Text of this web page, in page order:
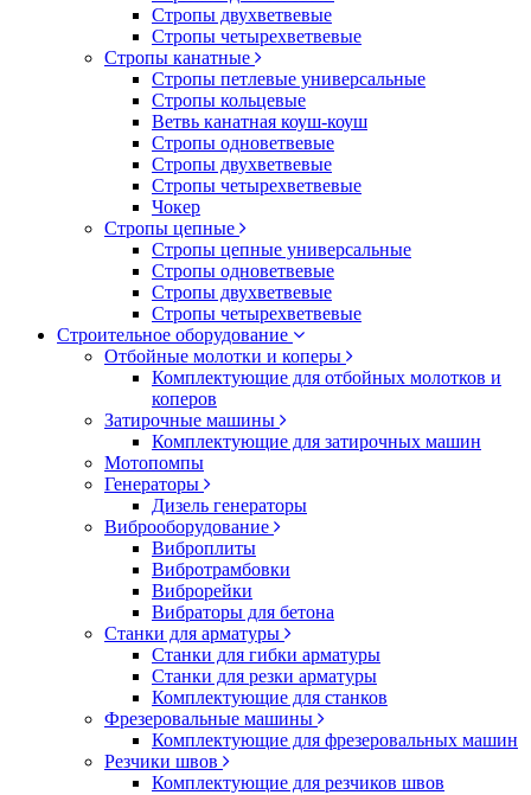
Стропы двухветвевые
Стропы четырехветвевые
Стропы канатные
Стропы петлевые универсальные
Стропы кольцевые
Ветвь канатная коуш-коуш
Стропы одноветвевые
Стропы двухветвевые
Стропы четырехветвевые
Чокер
Стропы цепные
Стропы цепные универсальные
Стропы одноветвевые
Стропы двухветвевые
Стропы четырехветвевые
Строительное оборудование
Отбойные молотки и коперы
Комплектующие для отбойных молотков и
коперов
Затирочные машины
Комплектующие для затирочных машин
Мотопомпы
Генераторы
Дизель генераторы
Виброоборудование
Виброплиты
Вибротрамбовки
Виброрейки
Вибраторы для бетона
Станки для арматуры
Станки для гибки арматуры
Станки для резки арматуры
Комплектующие для станков
Фрезеровальные машины
Комплектующие для фрезеровальных машин
Резчики швов
Комплектующие для резчиков швов